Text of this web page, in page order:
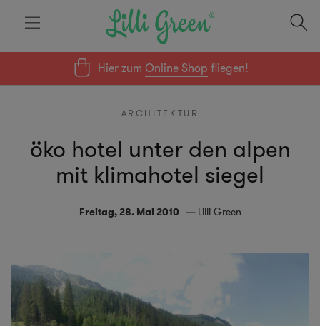
Hier zumOnline Shop fliegen!
ARCHITEKTUR
öko hotel unter den alpen
mit klimahotel siegel
Freitag, 28. Mai 2010 Lilli Green